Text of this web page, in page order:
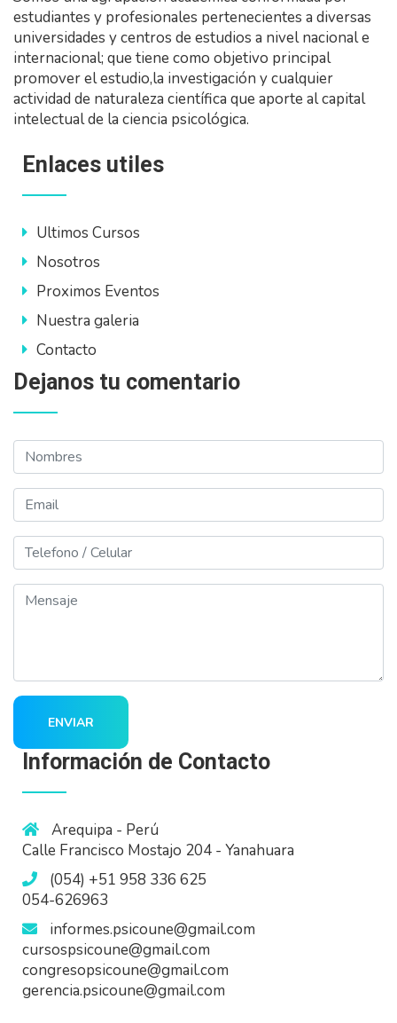
estudiantes y profesionales pertenecientes a diversas
universidades y centros de estudios a nivel nacional e
internacional; que tiene como objetivo principal
promover el estudio,la investigación y cualquier
actividad de naturaleza científica que aporte al capital
intelectual de la ciencia psicológica.
Enlaces utiles
Ultimos Cursos
Nosotros
Proximos Eventos
Nuestra galeria
Contacto
Dejanos tu comentario
Nombres
Email
Telefono
Mensaje
ENVIAR
Información de Contacto
Arequipa - Perú
Calle Francisco Mostajo 204 - Yanahuara
(054) +51 958 336 625
054-626963
informes.psicoune@gmail.com
cursospsicoune@gmail.com
congresopsicoune@gmail.com
gerencia.psicoune@gmail.com